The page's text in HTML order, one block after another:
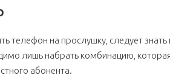
телефон на прослушку, следует
лишь набрать комбинацию,
абонента.